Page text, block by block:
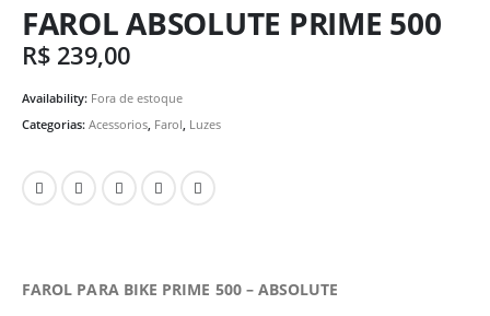
FAROL ABSOLUTE PRIME 500
R$ 239,00
Availability: Fora de estoque
Categorias: Acessorios Farol Luzes
FAROL PARA BIKE PRIME 500 – ABSOLUTE